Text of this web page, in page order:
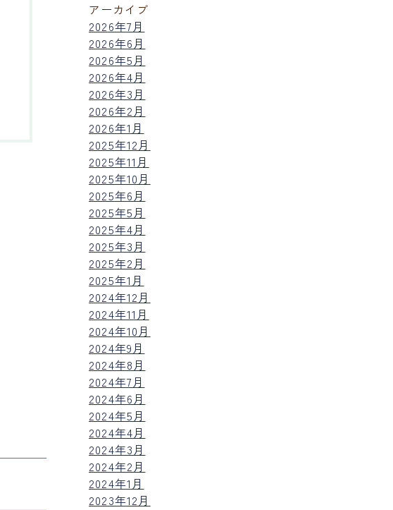
アーカイブ
2026年7月
2026年6月
2026年5月
2026年4月
2026年3月
2026年2月
2026年1月
2025年12月
2025年11月
2025年10月
2025年6月
2025年5月
2025年4月
2025年3月
2025年2月
2025年1月
2024年12月
2024年11月
2024年10月
2024年9月
2024年8月
2024年7月
2024年6月
2024年5月
2024年4月
2024年3月
2024年2月
2024年1月
2023年12月